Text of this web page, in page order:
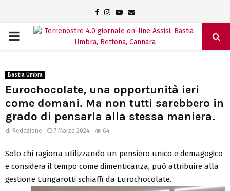
Facebook
Instagram
Youtube
Email
PRIMARY
Bastia Umbra
Eurochocolate, una opportunità ieri
come domani. Ma non tutti sarebbero in
grado di pensarla alla stessa maniera.
di Redazione 7 Marzo 2024 64
Solo chi ragiona utilizzando un pensiero unico e demagogico
e considera il tempo come dimenticanza, può attribuire alla
gestione Lungarotti schiaffi da Eurochocolate.